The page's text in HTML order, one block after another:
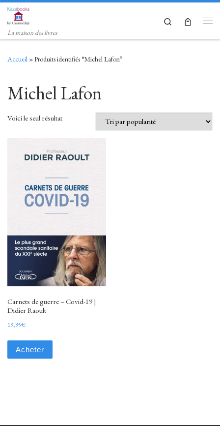
Skip to content
La maison des livres
Search
Accueil »Produits identifiés “Michel Lafon”
Michel Lafon
Voici le seul résultat
Carnets de guerre – Covid-19 |
Didier Raoult
19,95€
Acheter